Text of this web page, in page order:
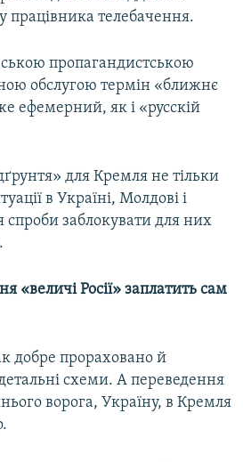
працівника телебачення.
пропагандистською
обслугою термін «ближнє
ефемерний, як і «русскій
для Кремля не тільки
в Україні, Молдові і
спроби заблокувати для них
«величі Росії» заплатить сам
добре прораховано й
схеми. А переведення
ворога, Україну, в Кремля